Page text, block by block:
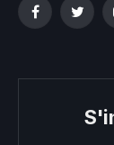
Facebook